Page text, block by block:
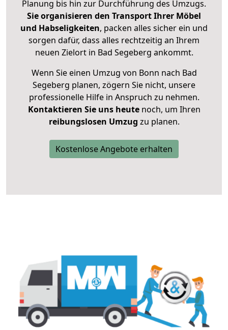
Planung bis hin zur Durchführung des Umzugs.
Sie organisieren den Transport Ihrer Möbel
und Habseligkeiten, packen alles sicher ein und
sorgen dafür, dass alles rechtzeitig an Ihrem
neuen Zielort in Bad Segeberg ankommt.
Wenn Sie einen Umzug von Bonn nach Bad
Segeberg planen, zögern Sie nicht, unsere
professionelle Hilfe in Anspruch zu nehmen.
Kontaktieren Sie uns heutenoch, um Ihren
reibungslosen Umzug zu planen.
Kostenlose Angebote erhalten